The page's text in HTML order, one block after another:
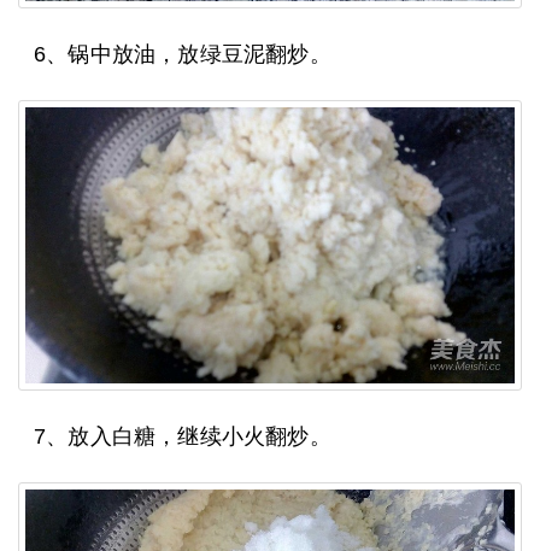
6、锅中放油，放绿豆泥翻炒。
7、放入白糖，继续小火翻炒。